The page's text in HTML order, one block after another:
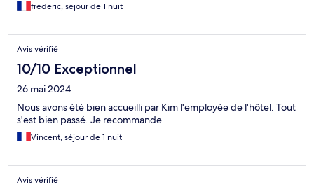
frederic, séjour de 1 nuit
Avis vérifié
10/10 Exceptionnel
26 mai 2024
Nous avons été bien accueilli par Kim l'employée de l'hôtel. Tout
s'est bien passé. Je recommande.
Vincent, séjour de 1 nuit
Avis vérifié